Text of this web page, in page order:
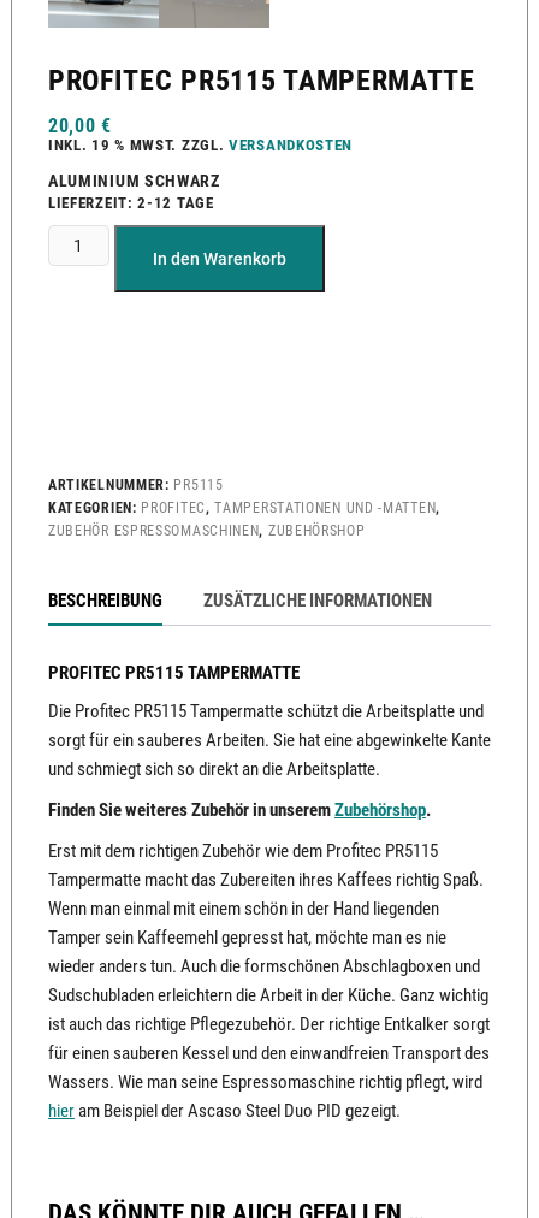
PROFITEC PR5115 TAMPERMATTE
20,00€
INKL. 19 % MWST. ZZGL.VERSANDKOSTEN
ALUMINIUM SCHWARZ
LIEFERZEIT:2-12 TAGE
In den Warenkorb
ARTIKELNUMMER: PR5115
KATEGORIEN: PROFITEC,TAMPERSTATIONEN UND -MATTEN,
ZUBEHÖR ESPRESSOMASCHINEN, ZUBEHÖRSHOP
BESCHREIBUNG ZUSÄTZLICHE INFORMATIONEN
PROFITEC PR5115 TAMPERMATTE
Die Profitec PR5115 Tampermatte schützt die Arbeitsplatte und
sorgt für ein sauberes Arbeiten. Sie hat eine abgewinkelte Kante
und schmiegt sich so direkt an die Arbeitsplatte.
Finden Sie weiteres Zubehör in unseremZubehörshop.
Erst mit dem richtigen Zubehör wie dem Profitec PR5115
Tampermatte macht das Zubereiten ihres Kaffees richtig Spaß.
Wenn man einmal mit einem schön in der Hand liegenden
Tamper sein Kaffeemehl gepresst hat, möchte man es nie
wieder anders tun. Auch die formschönen Abschlagboxen und
Sudschubladen erleichtern die Arbeit in der Küche. Ganz wichtig
ist auch das richtige Pflegezubehör. Der richtige Entkalker sorgt
für einen sauberen Kessel und den einwandfreien Transport des
Wassers. Wie man seine Espressomaschine richtig pflegt, wird
hieram Beispiel der Ascaso Steel Duo PID gezeigt.